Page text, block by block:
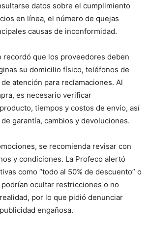
datos sobre el cumplimiento
en línea, el número de quejas
causas de inconformidad.
recordó que los proveedores deben
su domicilio físico, teléfonos de
atención para reclamaciones. Al
es necesario verificar
tiempos y costos de envío, así
garantía, cambios y devoluciones.
se recomienda revisar con
y condiciones. La Profeco alertó
como “todo al 50% de descuento” o
podrían ocultar restricciones o no
por lo que pidió denunciar
engañosa.